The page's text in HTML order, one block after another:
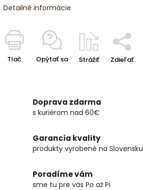
Detailné informácie
Tlač Opýtať sa Strážiť Zdieľať
Doprava zdarma
s kuriérom nad 60€
Garancia kvality
produkty vyrobené na Slovensku
Poradíme vám
sme tu pre vás Po až Pi